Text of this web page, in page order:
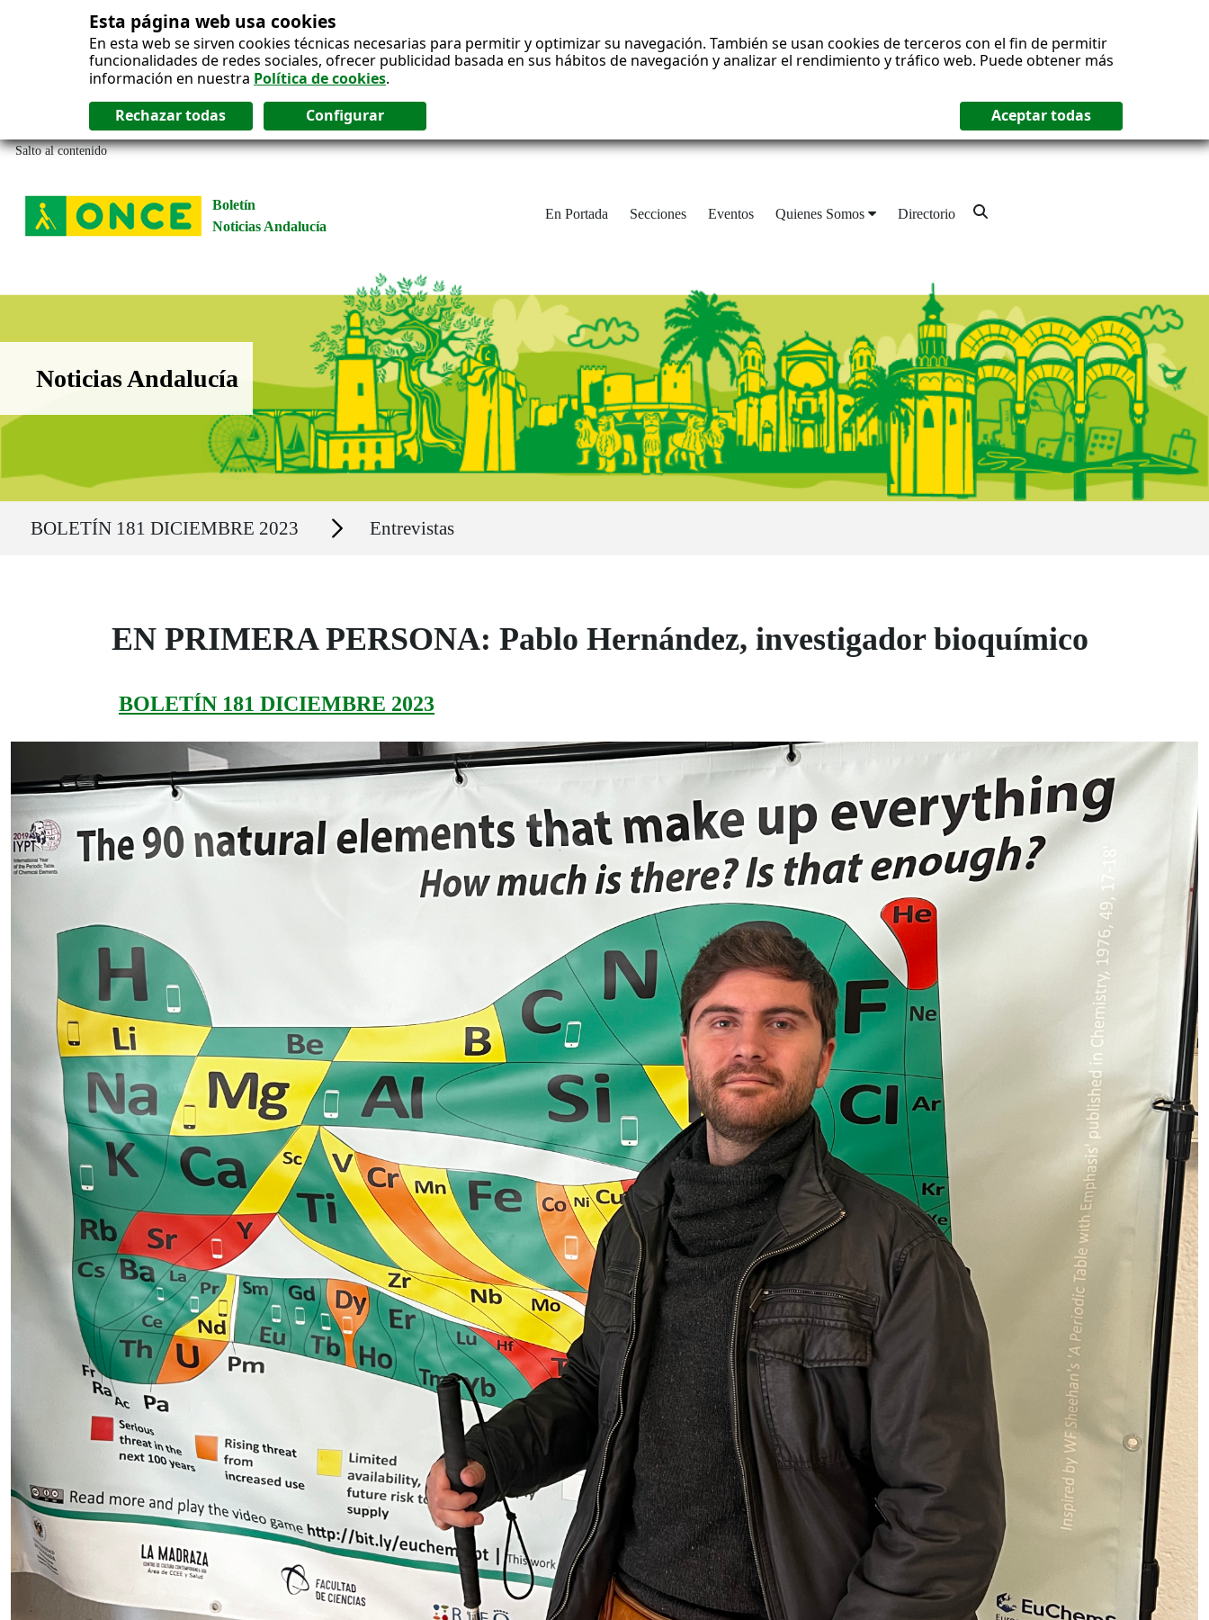
Esta página web usa cookies
En esta web se sirven cookies técnicas necesarias para permitir y optimizar su navegación. También se usan cookies de terceros con el fin de permitir
funcionalidades de redes sociales, ofrecer publicidad basada en sus hábitos de navegación y analizar el rendimiento y tráfico web. Puede obtener más
información en nuestra Política de cookies.
Salto al contenido
Boletín
Noticias Andalucía
En Portada Secciones Eventos Quienes Somos Directorio
Boletín Noticias Andalucía
Noticias Andalucía
BOLETÍN 181 DICIEMBRE 2023 Secciones Entrevistas
EN PRIMERA PERSONA: Pablo Hernández, investigador bioquímico
BOLETÍN 181 DICIEMBRE 2023